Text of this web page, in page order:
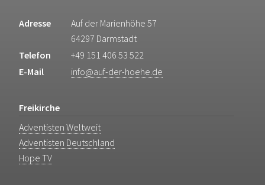
Adresse
Auf der Marienhöhe 57
64297 Darmstadt
Telefon
+49 151 406 53 522
E-Mail
info@auf-der-hoehe.de
Freikirche
Adventisten Weltweit
Adventisten Deutschland
Hope TV